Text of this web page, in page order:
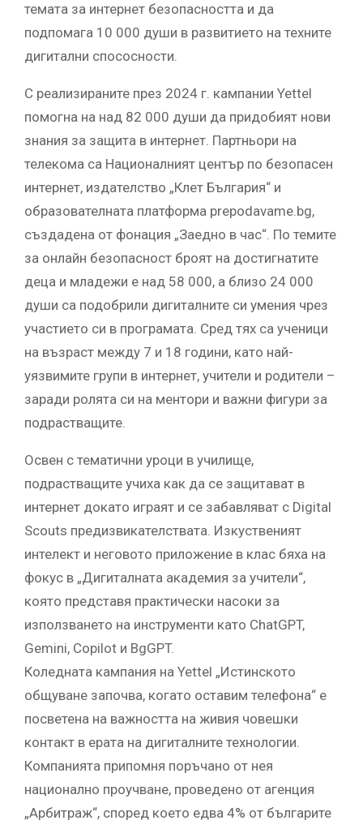
темата за интернет безопасността и да
подпомага 10 000 души в развитието на техните
дигитални спососности.
С реализираните през 2024 г. кампании Yettel
помогна на над 82 000 души да придобият нови
знания за защита в интернет. Партньори на
телекома са Националният център по безопасен
интернет, издателство „Клет България“ и
образователната платформа prepodavame.bg,
създадена от фонация „Заедно в час“. По темите
за онлайн безопасност броят на достигнатите
деца и младежи е над 58 000, а близо 24 000
души са подобрили дигиталните си умения чрез
участието си в програмата. Сред тях са ученици
на възраст между 7 и 18 години, като най-
уязвимите групи в интернет, учители и родители –
заради ролята си на ментори и важни фигури за
подрастващите.
Освен с тематични уроци в училище,
подрастващите учиха как да се защитават в
интернет докато играят и се забавляват с Digital
Scouts предизвикателствата. Изкуственият
интелект и неговото приложение в клас бяха на
фокус в „Дигиталната академия за учители“,
която представя практически насоки за
използването на инструменти като ChatGPT,
Gemini, Copilot и BgGPT.
Коледната кампания на Yettel „Истинското
общуване започва, когато оставим телефона“ e
посветена на важността на живия човешки
контакт в ерата на дигиталните технологии.
Компанията припомня поръчано от нея
национално проучване, проведено от агенция
„Арбитраж“, според което едва 4% от българите